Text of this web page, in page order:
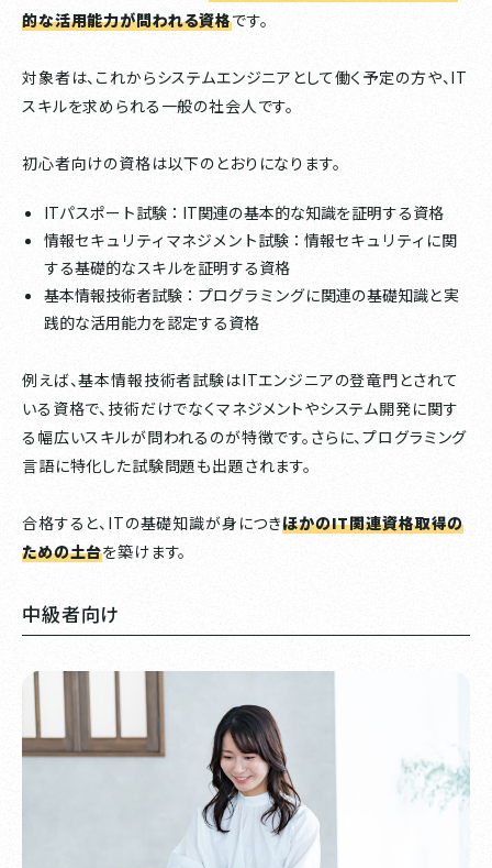
的な活用能力が問われる資格です。
対象者は、これからシステムエンジニアとして働く予定の方や、IT
スキルを求められる一般の社会人です。
初心者向けの資格は以下のとおりになります。
ITパスポート試験：IT関連の基本的な知識を証明する資格
情報セキュリティマネジメント試験：情報セキュリティに関
する基礎的なスキルを証明する資格
基本情報技術者試験：プログラミングに関連の基礎知識と実
践的な活用能力を認定する資格
例えば、基本情報技術者試験はITエンジニアの登竜門とされて
いる資格で、技術だけでなくマネジメントやシステム開発に関す
る幅広いスキルが問われるのが特徴です。さらに、プログラミング
言語に特化した試験問題も出題されます。
合格すると、ITの基礎知識が身につきほかのIT関連資格取得の
ための土台を築けます。
中級者向け